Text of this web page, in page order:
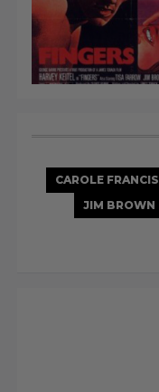
CAROLE FRANCIS
JIM BROWN